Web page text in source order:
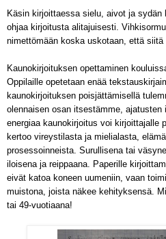
Käsin kirjoittaessa sielu, aivot ja
ohjaa kirjoitusta alitajuisesti.
nimettömään koska uskotaan, että
Kaunokirjoituksen opettaminen
Oppilaille opetetaan enää
kaunokirjoituksen poisjättämisellä
olennaisen osan itsestämme,
energiaa kaunokirjoitus voi kirjoittajalle
kertoo vireystilasta ja mielialasta,
prosessoinneista. Surullisena tai
iloisena ja reippaana. Paperille
eivät katoa koneen uumeniin, vaan
muistona, joista näkee kehityksensä.
tai 49-vuotiaana!